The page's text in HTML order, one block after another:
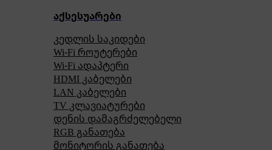
აქსესუარები
კედლის საკიდები
Wi-Fi როუტერები
Wi-Fi ადაპტერი
HDMI კაბელები
LAN კაბელები
TV კლავიატურები
დენის დამაგრძელებელი
RGB განათება
მონიტორის განათება